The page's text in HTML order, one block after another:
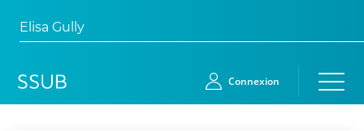
Elisa Gully
Connexion